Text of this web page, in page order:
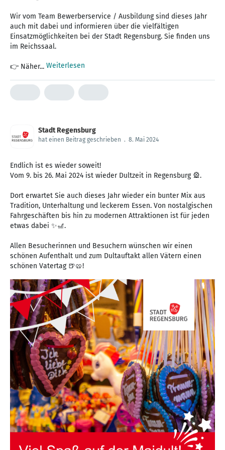
Wir vom Team Bewerberservice / Ausbildung sind dieses Jahr
auch mit dabei und informieren über die vielfältigen
Einsatzmöglichkeiten bei der Stadt Regensburg. Sie finden uns
im Reichssaal.
👉 Näher... Weiterlesen
Stadt Regensburg
hat einen Beitrag geschrieben . 8. Mai 2024
Endlich ist es wieder soweit!
Vom 9. bis 26. Mai 2024 ist wieder Dultzeit in Regensburg 🎡.
Dort erwartet Sie auch dieses Jahr wieder ein bunter Mix aus
Tradition, Unterhaltung und leckerem Essen. Von nostalgischen
Fahrgeschäften bis hin zu modernen Attraktionen ist für jeden
etwas dabei ✨🎢.
Allen Besucherinnen und Besuchern wünschen wir einen
schönen Aufenthalt und zum Dultauftakt allen Vätern einen
schönen Vatertag 🍺🥨!